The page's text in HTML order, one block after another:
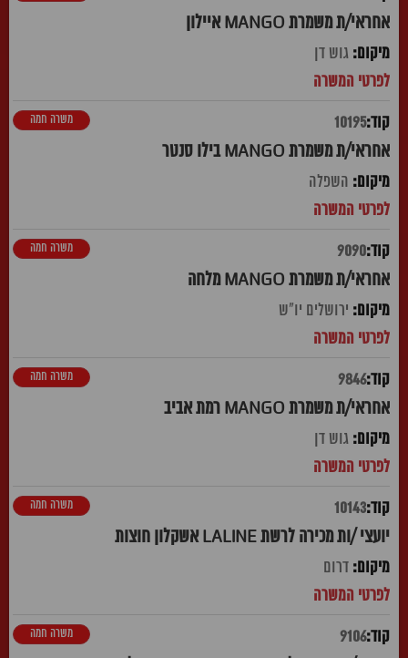
אחראי/ת משמרת MANGO איילון
גוש דן
10195
אחראי/ת משמרת MANGO בילו סנטר
משרה חמה
השפלה
9090
אחראי/ת משמרת MANGO מלחה
משרה חמה
ירושלים יו"ש
9846
אחראי/ת משמרת MANGO רמת אביב
משרה חמה
גוש דן
10143
יועצי /ות מכירה לרשת LALINE אשקלון חוצות
משרה חמה
דרום
9106 משרה חמה